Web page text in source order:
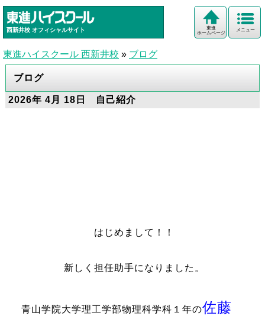
西新井校 オフィシャルサイト メニュー
東進
ホームページ
東進ハイスクール 西新井校 » ブログ
ブログ
2026年 4月 18日 自己紹介
はじめまして！！
新しく担任助手になりました。
青山学院大学理工学部物理科学科１年の佐藤